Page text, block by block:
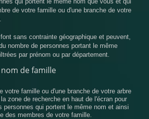
de votre famille ou d'une branche de votre
sans contrainte géographique et peuvent,
nombre de personnes portant le même
par prénom ou par département.
de famille
votre famille ou d'une branche de votre arbre
zone de recherche en haut de l'écran pour
personnes qui portent le même nom et ainsi
des membres de votre famille.